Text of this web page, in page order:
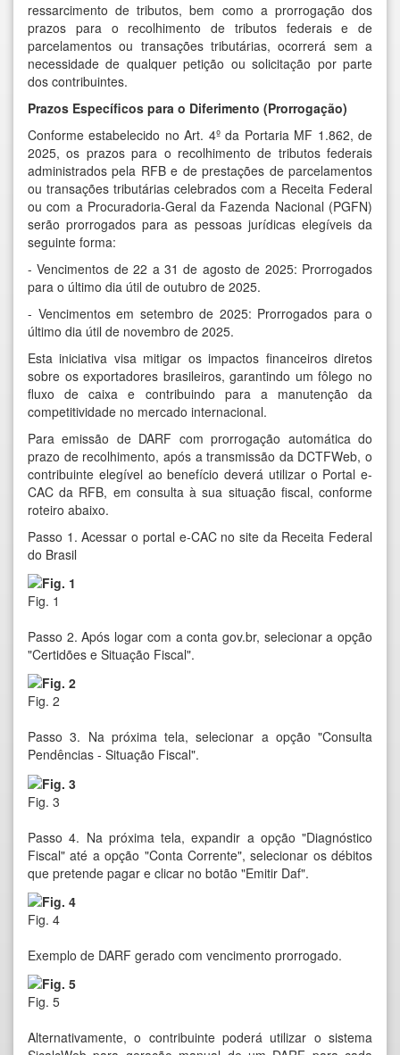
ressarcimento de tributos, bem como a prorrogação dos
prazos para o recolhimento de tributos federais e de
parcelamentos ou transações tributárias, ocorrerá sem a
necessidade de qualquer petição ou solicitação por parte
dos contribuintes.
Prazos Específicos para o Diferimento (Prorrogação)
Conforme estabelecido no Art. 4º da Portaria MF 1.862, de
2025, os prazos para o recolhimento de tributos federais
administrados pela RFB e de prestações de parcelamentos
ou transações tributárias celebrados com a Receita Federal
ou com a Procuradoria-Geral da Fazenda Nacional (PGFN)
serão prorrogados para as pessoas jurídicas elegíveis da
seguinte forma:
- Vencimentos de 22 a 31 de agosto de 2025: Prorrogados
para o último dia útil de outubro de 2025.
- Vencimentos em setembro de 2025: Prorrogados para o
último dia útil de novembro de 2025.
Esta iniciativa visa mitigar os impactos financeiros diretos
sobre os exportadores brasileiros, garantindo um fôlego no
fluxo de caixa e contribuindo para a manutenção da
competitividade no mercado internacional.
Para emissão de DARF com prorrogação automática do
prazo de recolhimento, após a transmissão da DCTFWeb, o
contribuinte elegível ao benefício deverá utilizar o Portal e-
CAC da RFB, em consulta à sua situação fiscal, conforme
roteiro abaixo.
Passo 1. Acessar o portal e-CACno site da Receita Federal
do Brasil
Fig. 1
Passo 2. Após logar com a conta gov.br, selecionar a opção
"Certidões e Situação Fiscal".
Fig. 2
Passo 3. Na próxima tela, selecionar a opção "Consulta
Pendências - Situação Fiscal".
Fig. 3
Passo 4. Na próxima tela, expandir a opção "Diagnóstico
Fiscal" até a opção "Conta Corrente", selecionar os débitos
que pretende pagar e clicar no botão "Emitir Daf".
Fig. 4
Exemplo de DARF gerado com vencimento prorrogado.
Fig. 5
Alternativamente, o contribuinte poderá utilizar o sistema